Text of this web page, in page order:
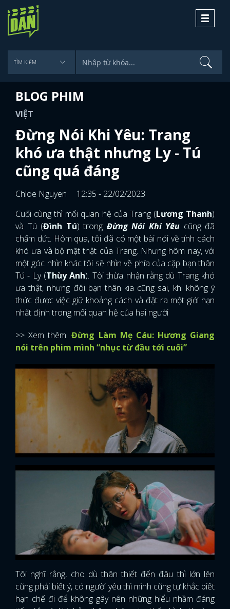
Toggle
BLOG PHIM
VIỆT
Đừng Nói Khi Yêu: Trang
khó ưa thật nhưng Ly - Tú
cũng quá đáng
Chloe Nguyen
12:35 - 22/02/2023
Cuối cùng thì mối quan hệ của Trang (Lương Thanh)
và Tú (Đình Tú) trong Đừng Nói Khi Yêu cũng đã
chấm dứt. Hôm qua, tôi đã có một bài nói về tính cách
khó ưa và bộ mặt thật của Trang. Nhưng hôm nay, với
một góc nhìn khác tôi sẽ nhìn về phía của cặp bạn thân
Tú - Ly (Thùy Anh). Tôi thừa nhận rằng dù Trang khó
ưa thật, nhưng đôi bạn thân kia cũng sai, khi không ý
thức được việc giữ khoảng cách và đặt ra một giới hạn
nhất định trong mối quan hệ của hai người
>> Xem thêm:Đừng Làm Mẹ Cáu: Hương Giang
nói trên phim mình “nhục từ đầu tới cuối”
Tôi nghĩ rằng, cho dù thân thiết đến đâu thì lớn lên
cũng phải biết ý, có người yêu thì mình cũng tự khắc biết
hạn chế đi để không gây nên những hiểu nhầm đáng